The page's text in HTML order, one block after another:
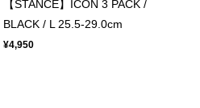
【STANCE】ICON 3 PACK /
BLACK / L 25.5-29.0cm
¥4,950